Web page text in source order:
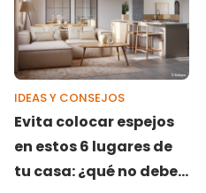
IDEAS Y CONSEJOS
Evita colocar espejos
en estos 6 lugares de
tu casa: ¿qué no deben